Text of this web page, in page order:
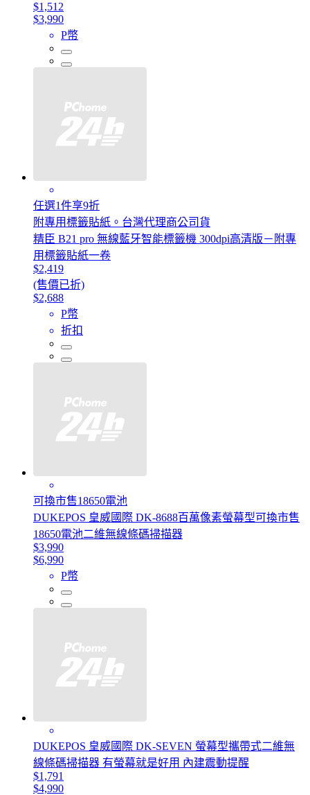
$1,512
$3,990
P幣
任選1件享9折
附專用標籤貼紙。台灣代理商公司貨
精臣 B21 pro 無線藍牙智能標籤機 300dpi高清版－附專
用標籤貼紙一卷
$2,419
(售價已折)
$2,688
P幣
折扣
可換市售18650電池
DUKEPOS 皇威國際 DK-8688百萬像素螢幕型可換市售
18650電池二維無線條碼掃描器
$3,990
$6,990
P幣
DUKEPOS 皇威國際 DK-SEVEN 螢幕型攜帶式二維無
線條碼掃描器 有螢幕就是好用 內建震動提醒
$1,791
$4,990